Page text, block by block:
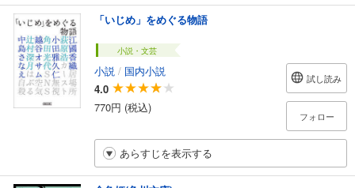
「いじめ」をめぐる物語
小説・文芸
小説 / 国内小説
4.0
770円 (税込)
試し読み
フォロー
あらすじを表示する